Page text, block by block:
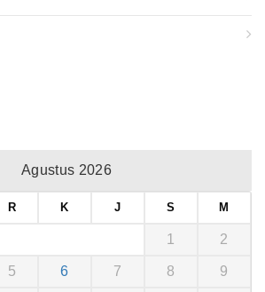
Agustus 2026
R K J S M
1 2
5 6 7 8 9